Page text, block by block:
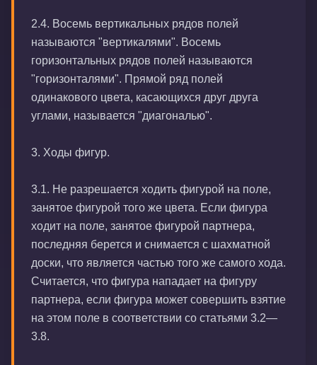
2.4. Восемь вертикальных рядов полей
называются "вертикалями". Восемь
горизонтальных рядов полей называются
"горизонталями". Прямой ряд полей
одинакового цвета, касающихся друг друга
углами, называется "диагональю".
3. Ходы фигур.
3.1. Не разрешается ходить фигурой на поле,
занятое фигурой того же цвета. Если фигура
ходит на поле, занятое фигурой партнера,
последняя берется и снимается с шахматной
доски, что является частью того же самого хода.
Считается, что фигура нападает на фигуру
партнера, если фигура может совершить взятие
на этом поле в соответствии со статьями 3.2—
3.8.